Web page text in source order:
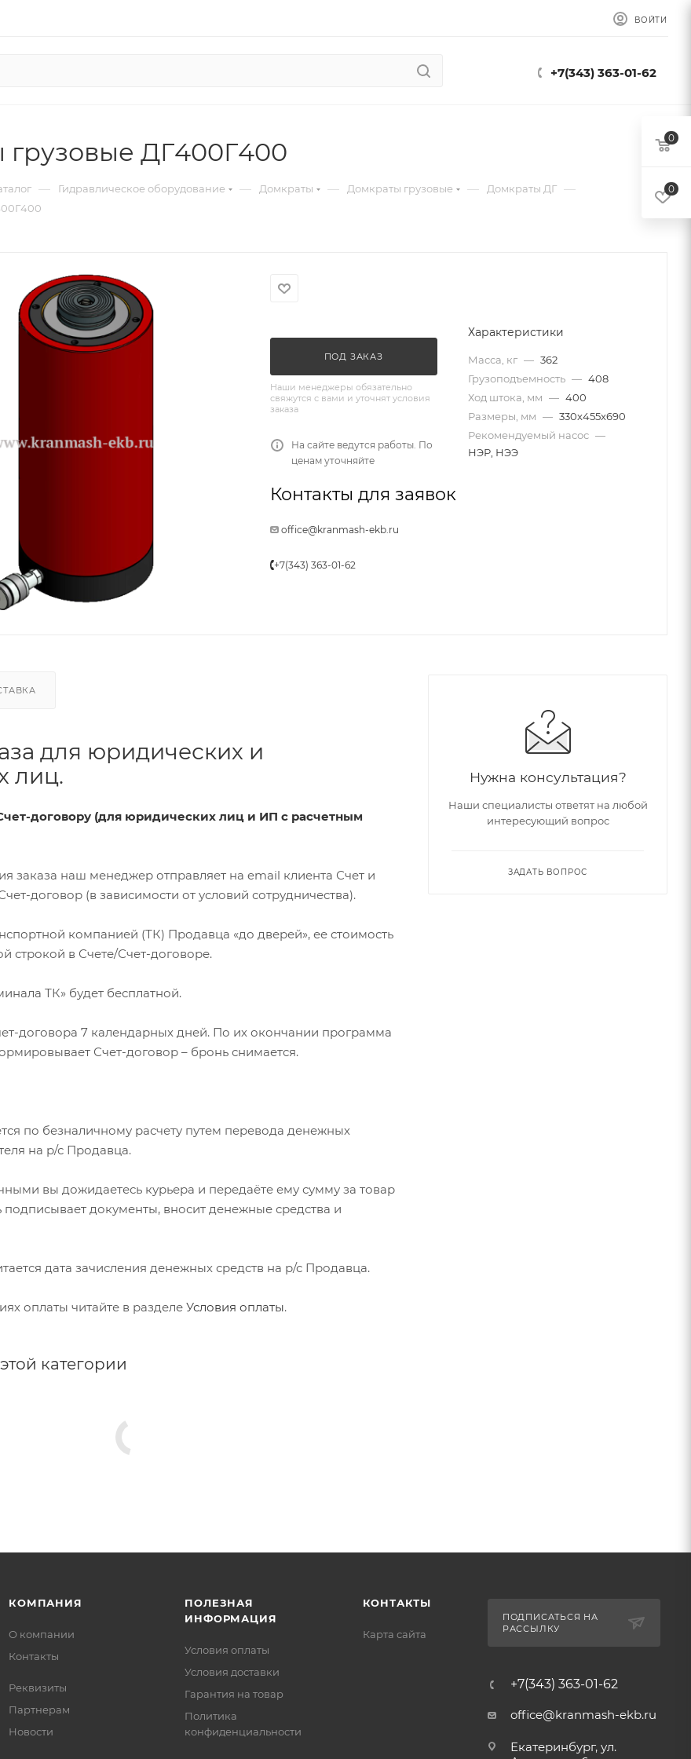
ВОЙТИ
+7(343) 363-01-62
ДГ400Г400
— Гидравлическое оборудование — Домкраты — Домкраты грузовые — Домкраты ДГ —
ПОД ЗАКАЗ
Наши менеджеры обязательно
свяжутся с вами и уточнят условия
заказа
На сайте ведутся работы. По
ценам уточняйте
Характеристики
Масса, кг — 362
Грузоподъемность — 408
Ход штока, мм — 400
Размеры, мм — 330x455x690
Рекомендуемый насос —
НЭР, НЭЭ
Контакты для заявок
office@kranmash-ekb.ru
+7(343) 363-01-62
для юридических и
лиц.
договору (для юридических лиц и ИП с расчетным
заказа наш менеджер отправляет на email клиента Счет и
договор (в зависимости от условий сотрудничества).
компанией (ТК) Продавца «до дверей», ее стоимость
строкой в Счете/Счет-договоре.
ТК» будет бесплатной.
договора 7 календарных дней. По их окончании программа
Счет-договор – бронь снимается.
по безналичному расчету путем перевода денежных
на р/с Продавца.
вы дожидаетесь курьера и передаёте ему сумму за товар
подписывает документы, вносит денежные средства и
дата зачисления денежных средств на р/с Продавца.
оплаты читайте в разделе Условия оплаты.
категории
Нужна консультация?
Наши специалисты ответят на любой
интересующий вопрос
ЗАДАТЬ ВОПРОС
КОМПАНИЯ
О компании
Контакты
Реквизиты
Партнерам
Новости
ПОЛЕЗНАЯ
ИНФОРМАЦИЯ
Условия оплаты
Условия доставки
Гарантия на товар
Политика
конфиденциальности
КОНТАКТЫ
Карта сайта
ПОДПИСАТЬСЯ НА
РАССЫЛКУ
+7(343) 363-01-62
office@kranmash-ekb.ru
Екатеринбург, ул.
0
0